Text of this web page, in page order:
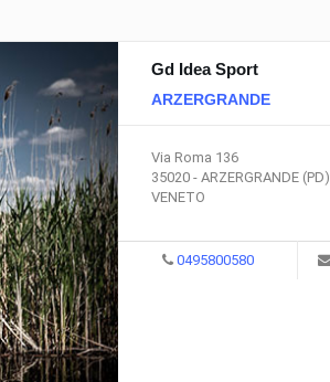
Gd Idea Sport
ARZERGRANDE
Via Roma 136
35020 - ARZERGRANDE (PD)
VENETO
0495800580